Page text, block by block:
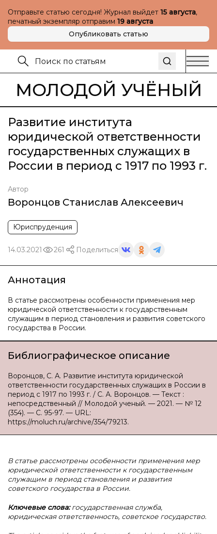
Отправьте статью сегодня! Журнал выйдет 15 августа,
печатный экземпляр отправим 19 августа
Опубликовать статью
МОЛОДОЙ УЧЁНЫЙ
Развитие института
юридической ответственности
государственных служащих в
России в период с 1917 по 1993 г.
Автор
Воронцов Станислав Алексеевич
Юриспруденция
14.03.2021 261 Поделиться
Аннотация
В статье рассмотрены особенности применения мер
юридической ответственности к государственным
служащим в период становления и развития советского
государства в России.
Библиографическое описание
Воронцов, С. А. Развитие института юридической
ответственности государственных служащих в России в
период с 1917 по 1993 г. / С. А. Воронцов. — Текст :
непосредственный // Молодой ученый. — 2021. — № 12
(354). — С. 95-97. — URL:
https://moluch.ru/archive/354/79213.
В статье рассмотрены особенности применения мер
юридической ответственности к государственным
служащим в период становления и развития
советского государства в России.
Ключевые слова:государственная служба,
юридическая ответственность, советское государство.